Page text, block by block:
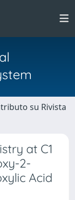
su Rivista
at C1
2-
Acid